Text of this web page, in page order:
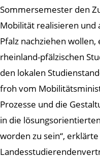
Sommersemester den
Mobilität realisieren und
Pfalz nachziehen
rheinland-pfälzischen
den lokalen
froh vom
Prozesse und die
in die
worden zu sein“,